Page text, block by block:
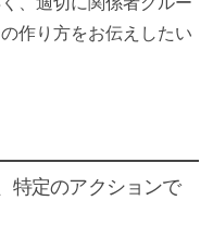
作り方をお伝えしたい
特定のアクションで